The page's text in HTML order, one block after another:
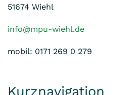
51674 Wiehl
info@mpu-wiehl.de
mobil: 0171 269 0 279
Kurznavigation